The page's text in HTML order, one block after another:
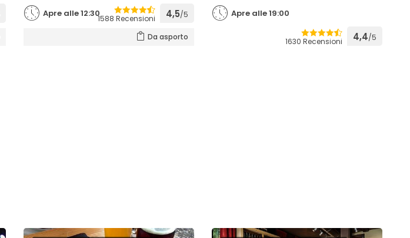
Apre alle 12:301588 Recensioni 4,5/5
Da asporto
Apre alle 19:00
1630 Recensioni 4,4/5